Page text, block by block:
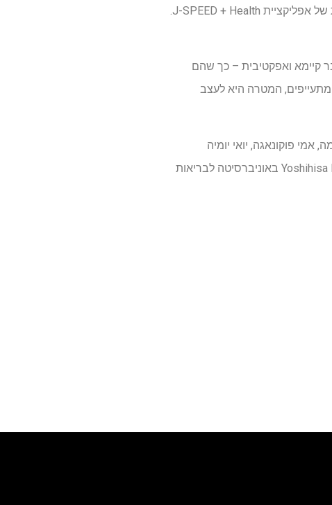
באמצעות תרגילי היערכות קבועים והכשרה מבוססת סימולציה. לבסוף, חיוני למקסם את התועלת של אפליקציית J-SPEED + Health.
קיימא ואפקטיבית – כך שהם
המטרה היא לעצב
אמי פוקונאגה, יואי יומיה
וטצוהיקו קובו באוניברסיטת הירושימה; ו-Seiichiro Tateishi, Nahoko Enokida, Koji Mori ו-Yoshihisa Fujino באוניברסיטה לבריאות